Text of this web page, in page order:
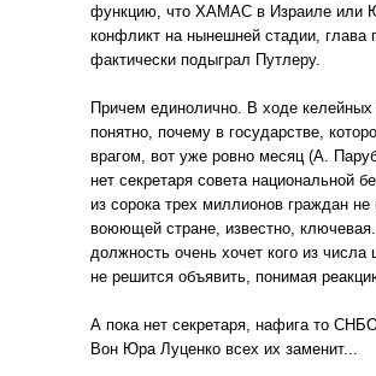
функцию, что ХАМАС в Израиле или
конфликт на нынешней стадии, глава
фактически подыграл Путлеру.
Причем единолично. В ходе келейных
понятно, почему в государстве,
врагом, вот уже ровно месяц (А.
нет секретаря совета национальной
из сорока трех миллионов граждан не
воюющей стране, известно, ключевая.
должность очень хочет кого из
не решится объявить, понимая
А пока нет секретаря, нафига то
Вон Юра Луценко всех их заменит...